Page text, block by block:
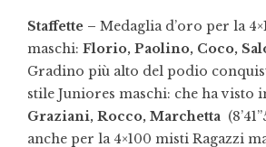
Staffette – Medaglia d’oro per la
maschi: Florio, Paolino, Coco,
Gradino più alto del podio
stile Juniores maschi: che ha visto
Graziani, Rocco, Marchetta
anche per la 4×100 misti Ragazzi